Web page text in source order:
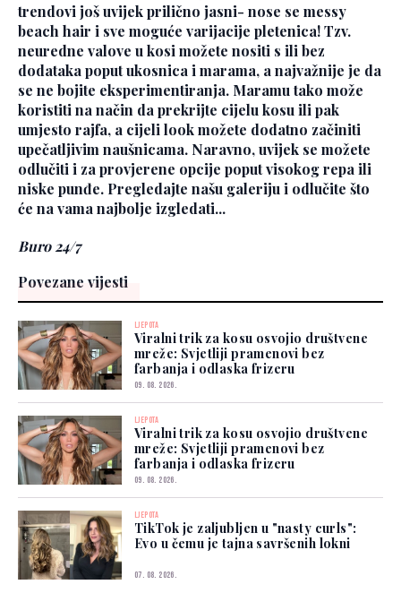
trendovi još uvijek prilično jasni- nose se messy
beach hair i sve moguće varijacije pletenica! Tzv.
neuredne valove u kosi možete nositi s ili bez
dodataka poput ukosnica i marama, a najvažnije je da
se ne bojite eksperimentiranja. Maramu tako može
koristiti na način da prekrijte cijelu kosu ili pak
umjesto rajfa, a cijeli look možete dodatno začiniti
upečatljivim naušnicama. Naravno, uvijek se možete
odlučiti i za provjerene opcije poput visokog repa ili
niske punđe. Pregledajte našu galeriju i odlučite što
će na vama najbolje izgledati...
Buro 24/7
Povezane vijesti
LJEPOTA
Viralni trik za kosu osvojio društvene
mreže: Svjetliji pramenovi bez
farbanja i odlaska frizeru
09. 08. 2026.
LJEPOTA
Viralni trik za kosu osvojio društvene
mreže: Svjetliji pramenovi bez
farbanja i odlaska frizeru
09. 08. 2026.
LJEPOTA
TikTok je zaljubljen u "nasty curls":
Evo u čemu je tajna savršenih lokni
07. 08. 2026.